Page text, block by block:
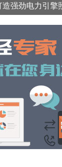
强劲电力引擎